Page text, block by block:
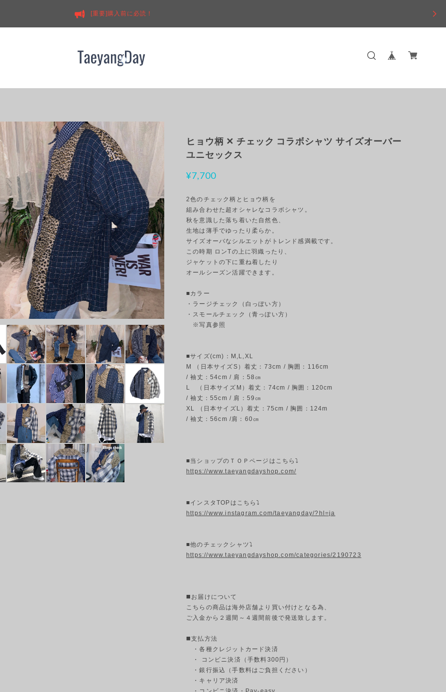
[重要]購入前に必読！
ヒョウ柄 ✕ チェック コラボシャツ サイズオーバー
ユニセックス
¥7,700
2色のチェック柄とヒョウ柄を
組み合わせた超オシャレなコラボシャツ。
秋を意識した落ち着いた自然色、
生地は薄手でゆったり柔らか。
サイズオーバなシルエットがトレンド感満載です。
この時期 ロンTの上に羽織ったり、
ジャケットの下に重ね着したり
オールシーズン活躍できます。
■カラー
・ラージチェック（白っぽい方）
・スモールチェック（青っぽい方）
※写真参照
■サイズ(cm)：M,L,XL
M （日本サイズS）着丈：73cm / 胸囲：116cm
/ 袖丈：54cm / 肩：58㎝
L （日本サイズM）着丈：74cm / 胸囲：120cm
/ 袖丈：55cm / 肩：59㎝
XL （日本サイズL）着丈：75cm / 胸囲：124m
/ 袖丈：56cm /肩：60㎝
■当ショップのＴＯＰページはこちら⤵
https://www.taeyangdayshop.com/
■インスタTOPはこちら⤵
https://www.instagram.com/taeyangday/?hl=ja
■他のチェックシャツ⤵
https://www.taeyangdayshop.com/categories/2190723
◼️お届けについて
こちらの商品は海外店舗より買い付けとなる為、
ご入金から２週間～４週間前後で発送致します。
◼️支払方法
・各種クレジットカード決済
・ コンビニ決済（手数料300円）
・銀行振込（手数料はご負担ください）
・キャリア決済